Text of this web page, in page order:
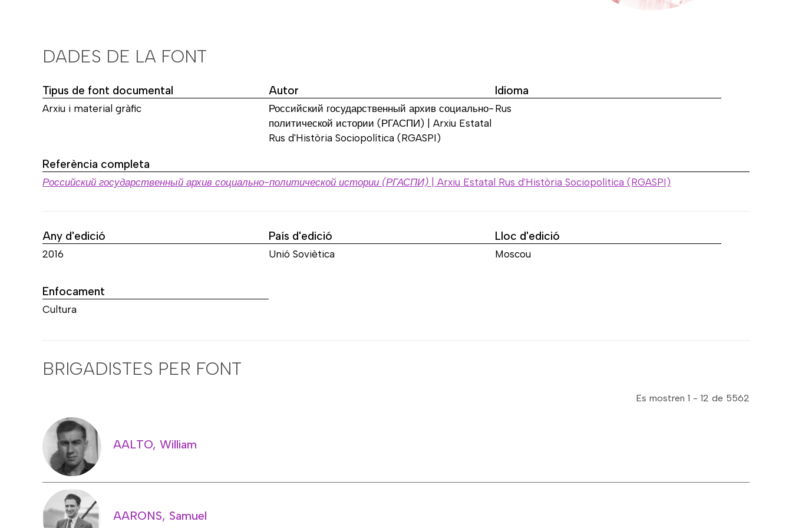
DADES DE LA FONT
Tipus de font documental
Arxiu i material gràfic
Autor
Российский государственный архив социально-
политической истории (РГАСПИ) | Arxiu Estatal
Rus d'Història Sociopolítica (RGASPI)
Idioma
Rus
Referència completa
Российский государственный архив социально-политической истории (РГАСПИ) | Arxiu Estatal Rus d'Història Sociopolítica (RGASPI)
Any d'edició
2016
País d'edició
Unió Soviètica
Lloc d'edició
Moscou
Enfocament
Cultura
BRIGADISTES PER FONT
Es mostren 1 - 12 de 5562
AALTO, William
AARONS, Samuel